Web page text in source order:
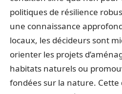
politiques de résilience
une connaissance
locaux, les décideurs sont
orienter les projets
habitats naturels ou
fondées sur la nature.